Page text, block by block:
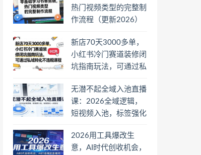
热门视频类型的完整制
作流程（更新2026）
新店70天3000多单，
小红书冷门赛道装修闭
坑指南玩法，可通过私
无潜不起全域入池直播
课：2026全域逻辑，
短视频入池，标签强化
2026用工具爆改生
意，AI时代创收机会，